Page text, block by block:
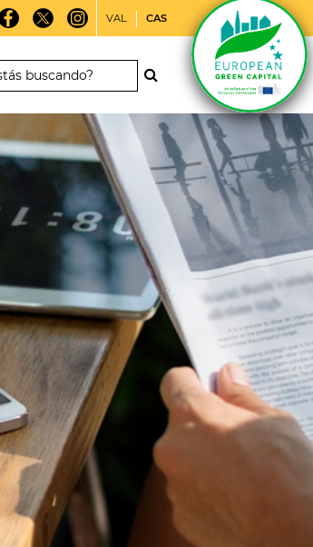
VAL CAS